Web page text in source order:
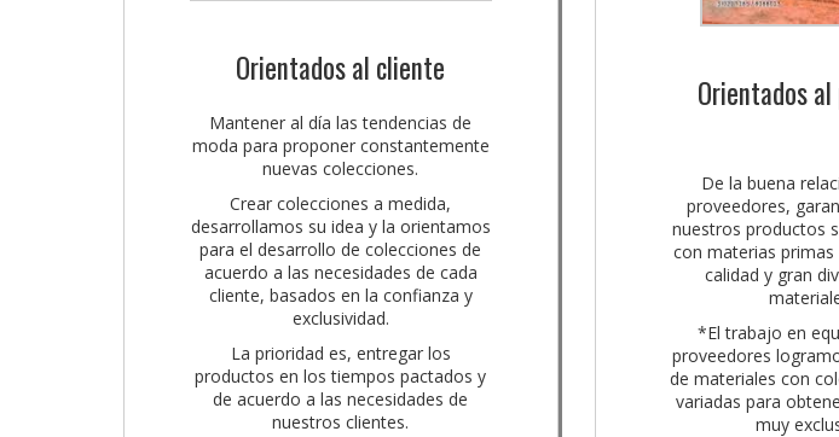
Orientados al cliente
Mantener al día las tendencias de
moda para proponer constantemente
nuevas colecciones.
Crear colecciones a medida,
desarrollamos su idea y la orientamos
para el desarrollo de colecciones de
acuerdo a las necesidades de cada
cliente, basados en la confianza y
exclusividad.
La prioridad es, entregar los
productos en los tiempos pactados y
de acuerdo a las necesidades de
nuestros clientes.
Orientados
De la buena
proveedores,
nuestros productos
con materias primas
calidad y gran
*El trabajo en
proveedores
de materiales con
variadas para
muy